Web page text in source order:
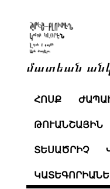
մատեան
ՀՈՍՔ
ԹՈՒԱՆՇԱՅԻՆ
ՏԵՍԱԾՐԻՉ